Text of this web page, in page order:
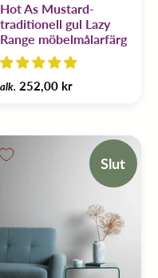
Hot As Mustard-
traditionell gul Lazy
Range möbelmålarfärg
alk. 252,00 kr
Slut